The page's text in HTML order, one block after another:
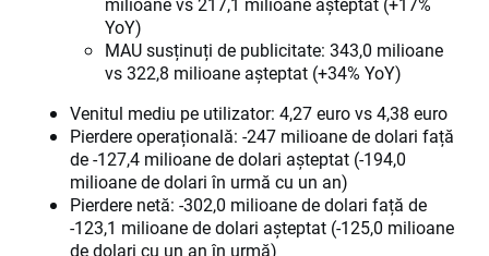
YoY)
MAU susținuți de publicitate: 343,0 milioane
vs 322,8 milioane așteptat (+34% YoY)
Venitul mediu pe utilizator: 4,27 euro vs 4,38 euro
Pierdere operațională: -247 milioane de dolari față
de -127,4 milioane de dolari așteptat (-194,0
milioane de dolari în urmă cu un an)
Pierdere netă: -302,0 milioane de dolari față de
-123,1 milioane de dolari așteptat (-125,0 milioane
de dolari cu un an în urmă)